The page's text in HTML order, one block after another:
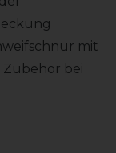
mit
Zubehör bei